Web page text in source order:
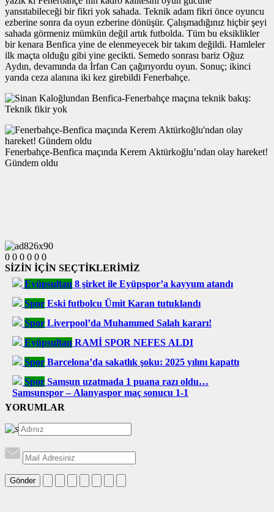
yansıtabileceği bir fikri yok sahada. Teknik adam fikri önce oyuncu
ezberine sonra da oyun ezberine dönüşür. Çalışmadığınız hiçbir şeyi
sahada görmeniz mümkün değil artık futbolda. Tüm bu eksiklikler
bir kenara Benfica yine de elenmeyecek bir takım değildi. Hamleler
ilk maçta olduğu gibi yine gecikti. Semedo sonrası bariz Oğuz
Aydın, devamında da İrfan Can çağırıyordu oyun. Sonuç; ikinci
yarıda ceza alanına iki kez girebildi Fenerbahçe.
Fenerbahçe-Benfica maçında Kerem Aktürkoğlu’ndan olay hareket!
Gündem oldu
0 0 0 0 0 0
SİZİN İÇİN SEÇTİKLERİMİZ
Eyüpsultan 8 şirket ile Eyüpspor’a kayyum atandı
Spor Eski futbolcu Ümit Karan tutuklandı
Spor Liverpool’da Muhammed Salah kararı!
Eyüpsultan RAMİ SPOR NEFES ALDI
Spor Barcelona’da sakatlık şoku: 2025 yılını kapattı
Spor Samsun uzatmada 1 puana razı oldu…
Samsunspor – Alanyaspor maç sonucu 1-1
YORUMLAR
Gönder